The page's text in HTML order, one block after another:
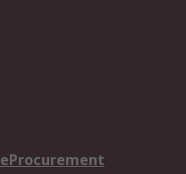
eProcurement